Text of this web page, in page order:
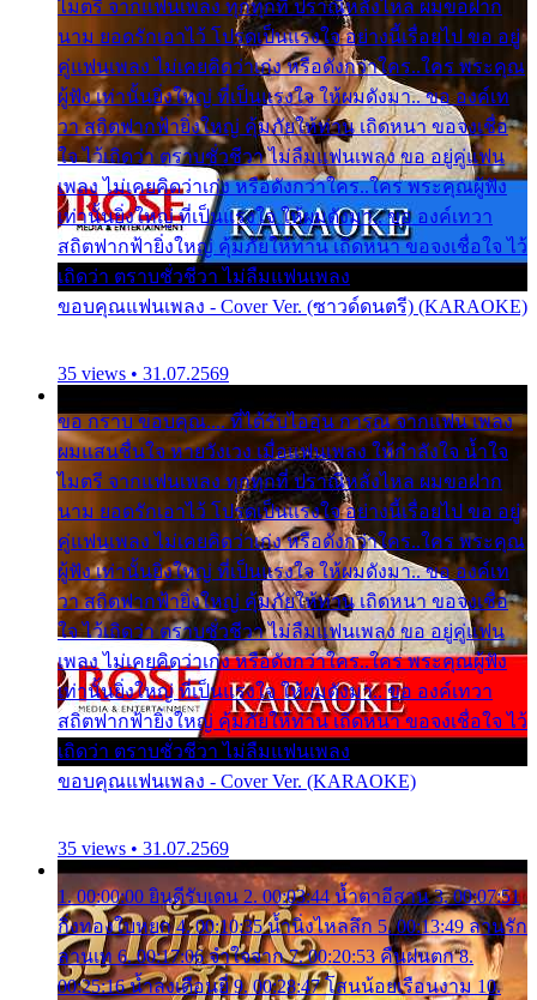
ไมตรี จากแฟนเพลง ทุกทุกที่ ปราณีหลั่งไหล ผมขอฝาก
นาม ยอดรักเอาไว้ โปรดเป็นแรงใจ อย่างนี้เรื่อยไป ขอ อยู่
คู่แฟนเพลง ไม่เคยคิดว่าเก่ง หรือดังกว่าใคร..ใคร พระคุณ
ผู้ฟัง เท่านั้นยิ่งใหญ่ ที่เป็นแรงใจ ให้ผมดังมา.. ขอ องค์เท
วา สถิตฟากฟ้ายิ่งใหญ่ คุ้มภัยให้ท่าน เถิดหนา ขอจงเชื่อ
ใจ ไว้เถิดว่า ตราบชั่วชีวา ไม่ลืมแฟนเพลง ขอ อยู่คู่แฟน
เพลง ไม่เคยคิดว่าเก่ง หรือดังกว่าใคร..ใคร พระคุณผู้ฟัง
เท่านั้นยิ่งใหญ่ ที่เป็นแรงใจ ให้ผมดังมา.. ขอ องค์เทวา
สถิตฟากฟ้ายิ่งใหญ่ คุ้มภัยให้ท่าน เถิดหนา ขอจงเชื่อใจ ไว้
เถิดว่า ตราบชั่วชีวา ไม่ลืมแฟนเพลง
ขอบคุณแฟนเพลง - Cover Ver. (ซาวด์ดนตรี) (KARAOKE)
35 views • 31.07.2569
ขอ กราบ ขอบคุณ.... ที่ได้รับไออุ่น การุณ จากแฟน เพลง
ผมแสนชื่นใจ หายวังเวง เมื่อแฟนเพลง ให้กำลังใจ น้ำใจ
ไมตรี จากแฟนเพลง ทุกทุกที่ ปราณีหลั่งไหล ผมขอฝาก
นาม ยอดรักเอาไว้ โปรดเป็นแรงใจ อย่างนี้เรื่อยไป ขอ อยู่
คู่แฟนเพลง ไม่เคยคิดว่าเก่ง หรือดังกว่าใคร..ใคร พระคุณ
ผู้ฟัง เท่านั้นยิ่งใหญ่ ที่เป็นแรงใจ ให้ผมดังมา.. ขอ องค์เท
วา สถิตฟากฟ้ายิ่งใหญ่ คุ้มภัยให้ท่าน เถิดหนา ขอจงเชื่อ
ใจ ไว้เถิดว่า ตราบชั่วชีวา ไม่ลืมแฟนเพลง ขอ อยู่คู่แฟน
เพลง ไม่เคยคิดว่าเก่ง หรือดังกว่าใคร..ใคร พระคุณผู้ฟัง
เท่านั้นยิ่งใหญ่ ที่เป็นแรงใจ ให้ผมดังมา.. ขอ องค์เทวา
สถิตฟากฟ้ายิ่งใหญ่ คุ้มภัยให้ท่าน เถิดหนา ขอจงเชื่อใจ ไว้
เถิดว่า ตราบชั่วชีวา ไม่ลืมแฟนเพลง
ขอบคุณแฟนเพลง - Cover Ver. (KARAOKE)
35 views • 31.07.2569
1. 00:00:00 ยินดีรับเดน 2. 00:03:44 น้ำตาอีสาน 3. 00:07:51
กิ่งทองใบหยก 4. 00:10:35 น้ำนิ่งไหลลึก 5. 00:13:49 ลานรัก
ลานเท 6. 00:17:06 จำใจจาก 7. 00:20:53 คืนฝนตก 8.
00:25:16 น้ำลงเดือนยี่ 9. 00:28:47 โสนน้อยเรือนงาม 10.